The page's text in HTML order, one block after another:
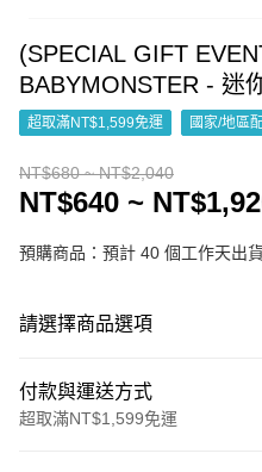
(SPECIAL GIFT
BABYMONSTER - 迷
超取滿NT$1,599免運 國家/地區
NT$680 ~ NT$2,040
NT$640 ~
預購商品：預計 40 個工作天出貨
請選擇商品選項
付款與運送方式
超取滿NT$1,599免運